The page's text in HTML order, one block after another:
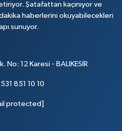
Şatafattan kaçınıyor ve
haberlerini okuyabilecekleri
sunuyor.
No: 12 Karesi - BALIKESİR
851 10 10
protected]